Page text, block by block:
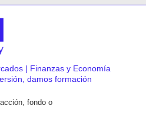
| Finanzas y Economía
damos formación
fondo o